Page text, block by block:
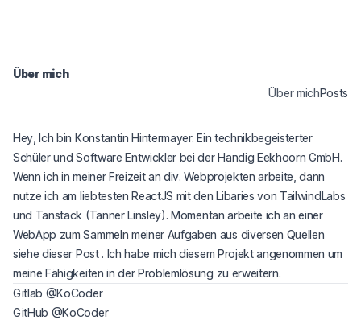
Über mich
Über michPosts
Hey, Ich bin Konstantin Hintermayer. Ein technikbegeisterter
Schüler und Software Entwickler bei derHandig Eekhoorn GmbH.
Wenn ich in meiner Freizeit an div. Webprojekten arbeite, dann
nutze ich am liebtestenReactJS (opens in a new tab)
mit den Libaries von TailwindLabs
und Tanstack (opens in a new tab)
(Tanner Linsley) (opens in a new tab)
. Momentan arbeite ich an einer
WebApp zum Sammeln meiner Aufgaben aus diversen Quellen
siehe dieser Post. Ich habe mich diesem Projekt angenommen um
meine Fähigkeiten in der Problemlösung zu erweitern.
Gitlab @KoCoder(opens in a new tab)
GitHub @KoCoder(opens in a new tab)